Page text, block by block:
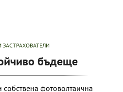
ЗАСТРАХОВАТЕЛИ
бъдеще
фотоволтаична